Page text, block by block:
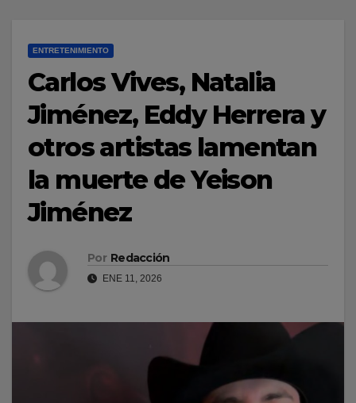
ENTRETENIMIENTO
Carlos Vives, Natalia
Jiménez, Eddy Herrera y
otros artistas lamentan
la muerte de Yeison
Jiménez
Por Redacción
ENE 11, 2026